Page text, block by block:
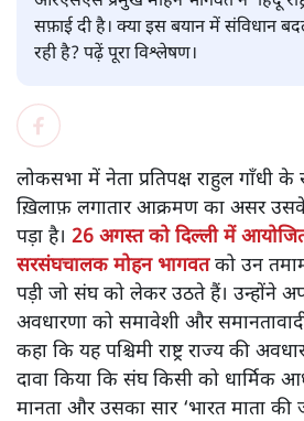
आरएसएस प्रमुख मोहन भागवत ने ‘हिंदू
सफ़ाई दी है। क्या इस बयान में संविधान
रही है? पढ़ें पूरा विश्लेषण।